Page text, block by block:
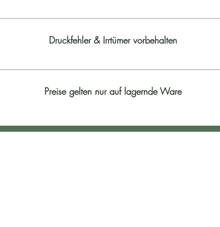
Druckfehler & Irrtümer vorbehalten
Preise gelten nur auf lagernde Ware